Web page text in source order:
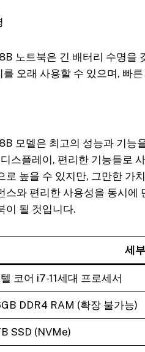
노트북은 긴 배터리 수명을
오래 사용할 수 있으며, 빠
모델은 최고의 성능과 기능
스플레이, 편리한 기능들로
로 높을 수 있지만, 그만한
스와 편리한 사용성을 동시
이 될 것입니다.
세
코어 i7-11세대 프로세서
DDR4 RAM (확장 불가능)
SSD (NVMe)